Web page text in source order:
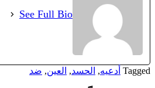
See Full Bio
Tagged أدعيه, الحسد, العين, ضد